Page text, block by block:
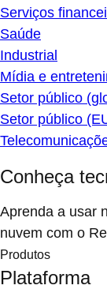
Serviços
Saúde
Industrial
Mídia e
Setor público
Setor público
Conheça
Aprenda a usar
nuvem com o
Produtos
Plataforma